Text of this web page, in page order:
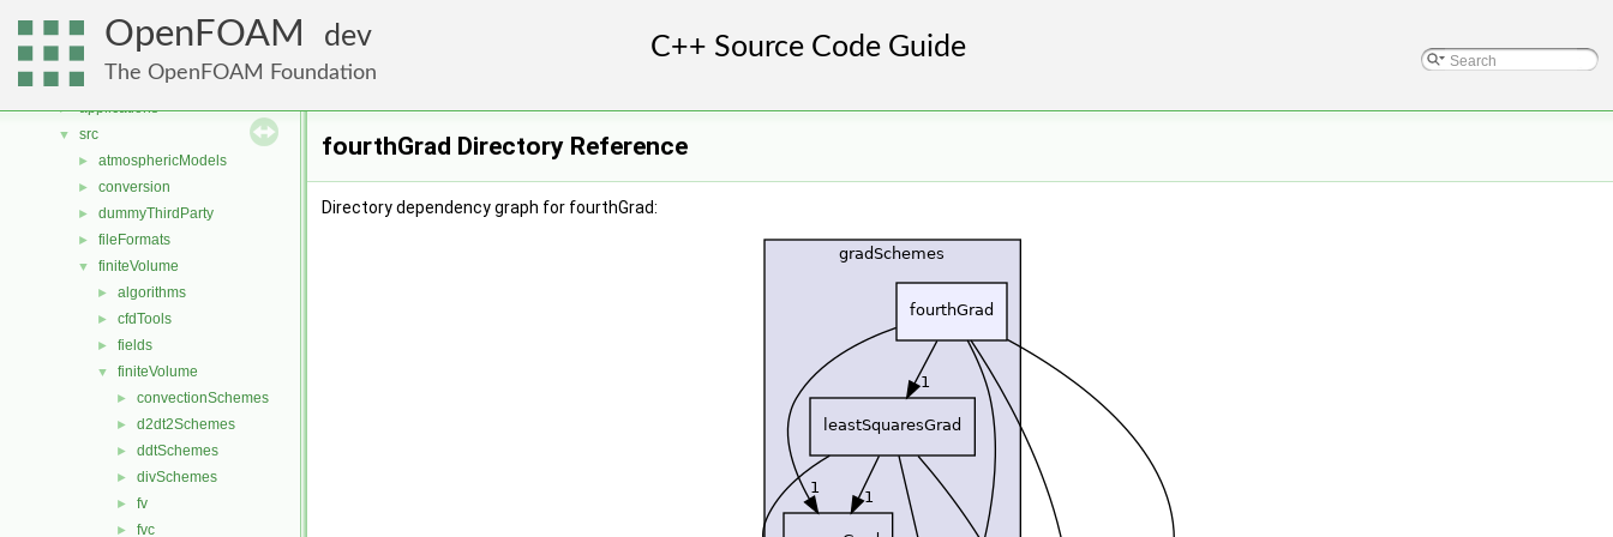
OpenFOAM dev
The OpenFOAM Foundation
File List
► applications
▼ src
► atmosphericModels
► conversion
► dummyThirdParty
► fileFormats
▼ finiteVolume
► algorithms
► cfdTools
► fields
▼ finiteVolume
► convectionSchemes
► d2dt2Schemes
► ddtSchemes
► divSchemes
► fv
► fvc
fourthGrad Directory Reference
Directory dependency graph for fourthGrad: